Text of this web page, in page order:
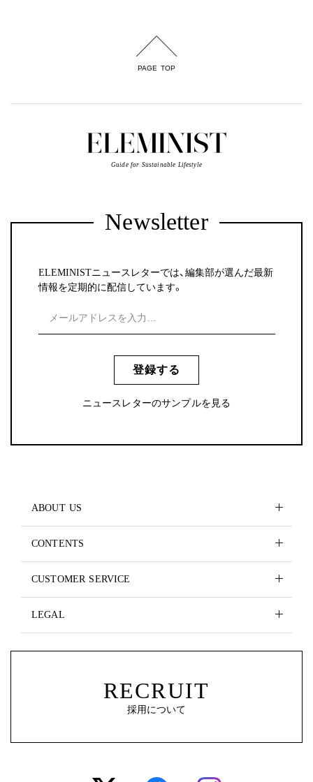
PAGE TOP
Guide for Sustainable Lifestyle
Newsletter
ELEMINISTニュースレターでは、編集部が選んだ最新
情報を定期的に配信しています。
登録する
ニュースレターのサンプルを見る
ABOUT US
CONTENTS
CUSTOMER SERVICE
LEGAL
RECRUIT
採用について